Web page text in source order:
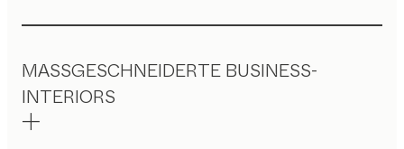
MASSGESCHNEIDERTE BUSINESS-
INTERIORS